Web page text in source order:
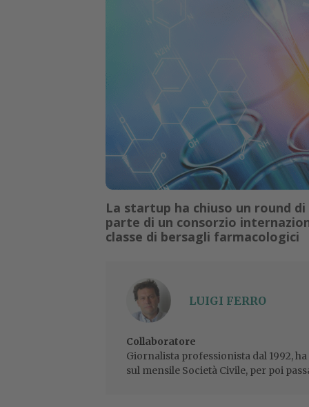
La startup ha chiuso un round
parte di un consorzio
classe di bersagli farmacologici
LUIGI FERRO
Collaboratore
Giornalista professionista dal 1992,
sul mensile Società Civile, per poi